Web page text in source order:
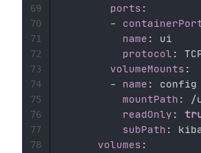
ports :
-
name :
ui
protocol :
volumeMounts :
-
name :
config
mountPath :
/
readOnly :
subPath :
volumes :
69
70
71
72
73
74
75
76
77
78